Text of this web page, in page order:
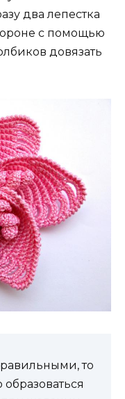
два лепестка
с помощью
довязать
то